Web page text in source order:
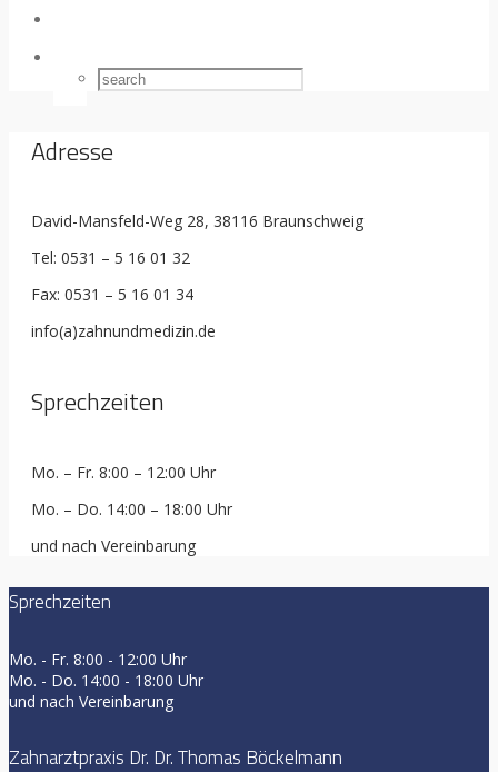
Adresse
David-Mansfeld-Weg 28, 38116 Braunschweig
Tel: 0531 – 5 16 01 32
Fax: 0531 – 5 16 01 34
info(a)zahnundmedizin.de
Sprechzeiten
Mo. – Fr. 8:00 – 12:00 Uhr
Mo. – Do. 14:00 – 18:00 Uhr
und nach Vereinbarung
Sprechzeiten
Mo. - Fr. 8:00 - 12:00 Uhr
Mo. - Do. 14:00 - 18:00 Uhr
und nach Vereinbarung
Zahnarztpraxis Dr. Dr. Thomas Böckelmann